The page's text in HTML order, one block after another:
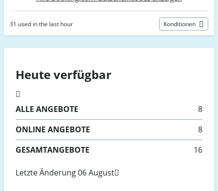
31 used in the last hour Konditionen
Heute verfügbar
ALLE ANGEBOTE
8
ONLINE ANGEBOTE
8
GESAMTANGEBOTE
16
Letzte Änderung 06 August